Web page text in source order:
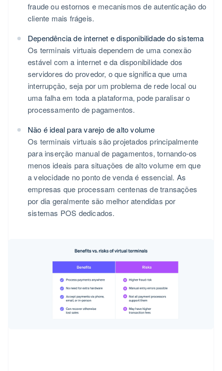
fraude ou estornos e mecanismos de autenticação do
cliente mais frágeis.
Dependência de internet e disponibilidade do sistema
Os terminais virtuais dependem de uma conexão
estável com a internet e da disponibilidade dos
servidores do provedor, o que significa que uma
interrupção, seja por um problema de rede local ou
uma falha em toda a plataforma, pode paralisar o
processamento de pagamentos.
Não é ideal para varejo de alto volume
Os terminais virtuais são projetados principalmente
para inserção manual de pagamentos, tornando-os
menos ideais para situações de alto volume em que
a velocidade no ponto de venda é essencial. As
empresas que processam centenas de transações
por dia geralmente são melhor atendidas por
sistemas POS dedicados.